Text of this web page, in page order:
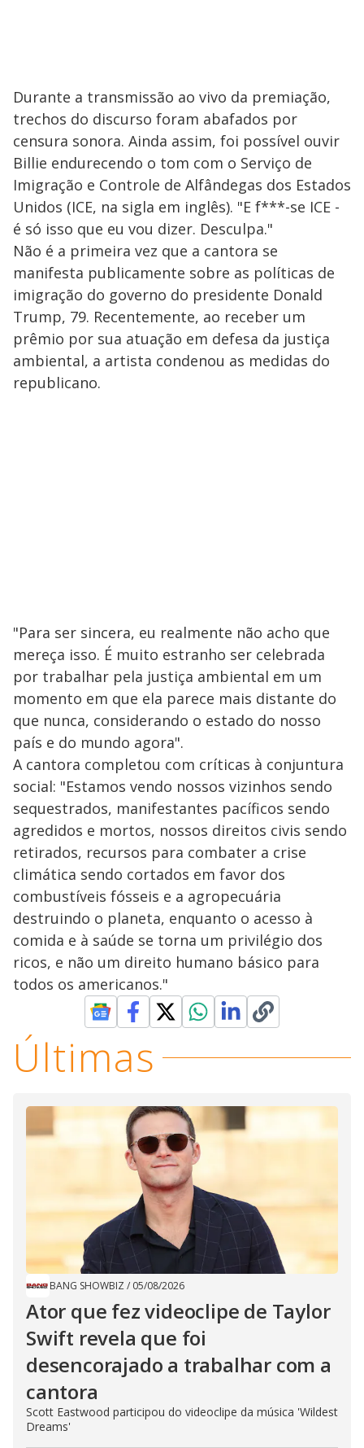
Durante a transmissão ao vivo da premiação,
trechos do discurso foram abafados por
censura sonora. Ainda assim, foi possível ouvir
Billie endurecendo o tom com o Serviço de
Imigração e Controle de Alfândegas dos Estados
Unidos (ICE, na sigla em inglês). "E f***-se ICE -
é só isso que eu vou dizer. Desculpa."
Não é a primeira vez que a cantora se
manifesta publicamente sobre as políticas de
imigração do governo do presidente Donald
Trump, 79. Recentemente, ao receber um
prêmio por sua atuação em defesa da justiça
ambiental, a artista condenou as medidas do
republicano.
"Para ser sincera, eu realmente não acho que
mereça isso. É muito estranho ser celebrada
por trabalhar pela justiça ambiental em um
momento em que ela parece mais distante do
que nunca, considerando o estado do nosso
país e do mundo agora".
A cantora completou com críticas à conjuntura
social: "Estamos vendo nossos vizinhos sendo
sequestrados, manifestantes pacíficos sendo
agredidos e mortos, nossos direitos civis sendo
retirados, recursos para combater a crise
climática sendo cortados em favor dos
combustíveis fósseis e a agropecuária
destruindo o planeta, enquanto o acesso à
comida e à saúde se torna um privilégio dos
ricos, e não um direito humano básico para
todos os americanos."
Últimas
BANG SHOWBIZ / 05/08/2026
Ator que fez videoclipe de Taylor
Swift revela que foi
desencorajado a trabalhar com a
cantora
Scott Eastwood participou do videoclipe da música 'Wildest
Dreams'